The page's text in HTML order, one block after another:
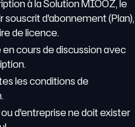
à la Solution MIOOZ, le
souscrit d'abonnement (Plan),
de licence.
cours de discussion avec
les conditions de
d'entreprise ne doit exister